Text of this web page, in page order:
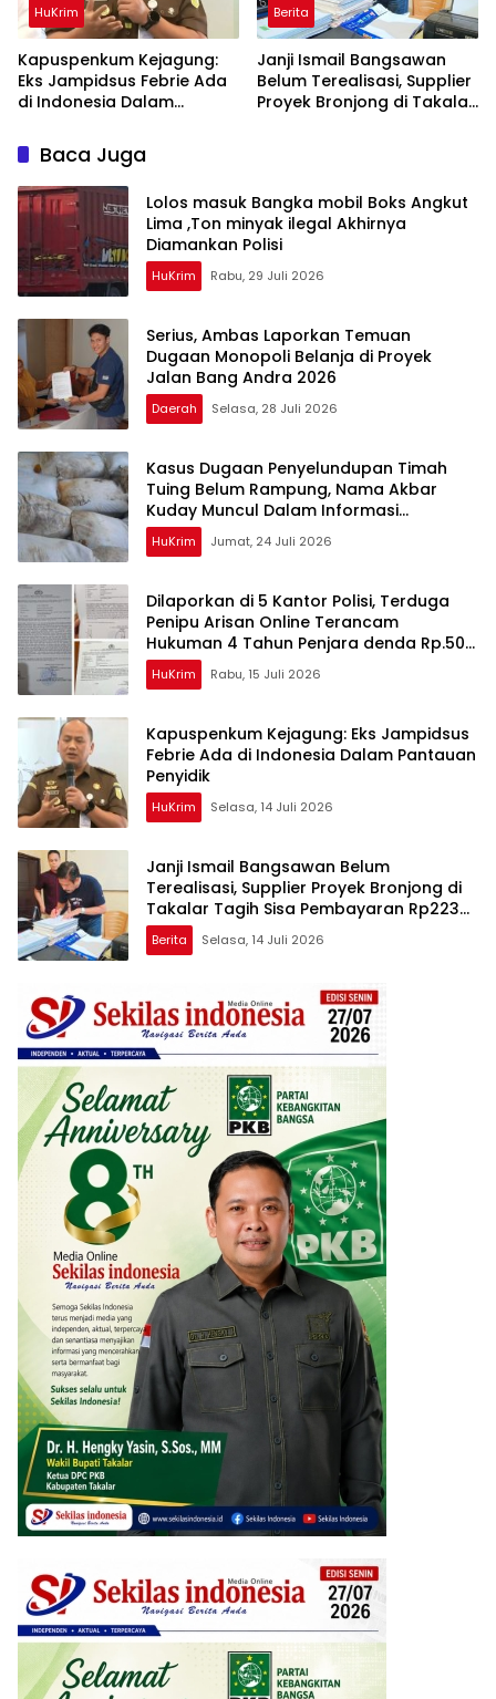
HuKrim
Kapuspenkum Kejagung:
Eks Jampidsus Febrie Ada
di Indonesia Dalam
Berita
Janji Ismail Bangsawan
Belum Terealisasi, Supplier
Proyek Bronjong di Takalar
Baca Juga
Lolos masuk Bangka mobil Boks Angkut
Lima ,Ton minyak ilegal Akhirnya
Diamankan Polisi
HuKrim Rabu, 29 Juli 2026
Serius, Ambas Laporkan ‎Temuan
Dugaan Monopoli Belanja di Proyek
Jalan Bang Andra 2026
Daerah Selasa, 28 Juli 2026
Kasus Dugaan Penyelundupan Timah
Tuing Belum Rampung, Nama Akbar
Kuday Muncul Dalam Informasi
Penyidikan
HuKrim Jumat, 24 Juli 2026
Dilaporkan di 5 Kantor Polisi, Terduga
Penipu Arisan Online Terancam
Hukuman 4 Tahun Penjara denda Rp.500
Juta
HuKrim Rabu, 15 Juli 2026
Kapuspenkum Kejagung: Eks Jampidsus
Febrie Ada di Indonesia Dalam Pantauan
Penyidik
HuKrim Selasa, 14 Juli 2026
Janji Ismail Bangsawan Belum
Terealisasi, Supplier Proyek Bronjong di
Takalar Tagih Sisa Pembayaran Rp223
Juta
Berita Selasa, 14 Juli 2026